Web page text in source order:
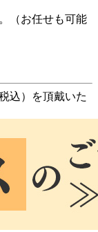
（お任せも可能
込）を頂戴いた